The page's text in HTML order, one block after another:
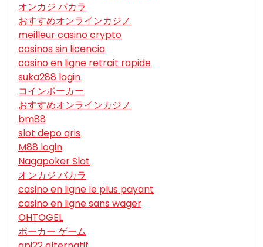
オンカジ バカラ
おすすめオンラインカジノ
meilleur casino crypto
casinos sin licencia
casino en ligne retrait rapide
suka288 login
コインポーカー
おすすめオンラインカジノ
bm88
slot depo qris
M88 login
Nagapoker Slot
オンカジ バカラ
casino en ligne le plus payant
casino en ligne sans wager
OHTOGEL
ポーカー ゲーム